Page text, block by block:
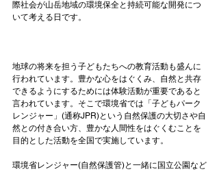
際社会が山岳地域の環境保全と持続可能な開発につ
いて考える日です。
地球の将来を担う子どもたちへの教育活動も盛んに
行われています。豊かな心をはぐくみ、自然と共存
できるようにするためには体験活動が重要であると
言われています。そこで環境省では 「子どもパーク
レンジャー」 (通称JPR)という自然保護の大切さや自
然との付き合い方、豊かな人間性をはぐくむことを
目的とした活動を全国で実施しています。
環境省レンジャー(自然保護管)と一緒に国立公園など